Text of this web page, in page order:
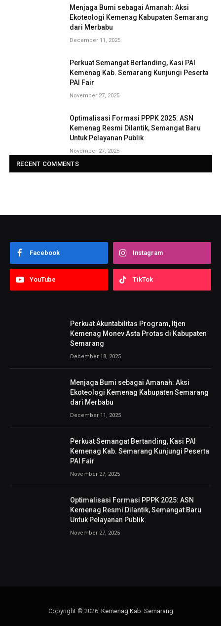
Menjaga Bumi sebagai Amanah: Aksi
Ekoteologi Kemenag Kabupaten Semarang
dari Merbabu
December 11, 2025
Perkuat Semangat Bertanding, Kasi PAI
Kemenag Kab. Semarang Kunjungi Peserta
PAI Fair
November 27, 2025
Optimalisasi Formasi PPPK 2025: ASN
Kemenag Resmi Dilantik, Semangat Baru
Untuk Pelayanan Publik
November 27, 2025
RECENT COMMENTS
Facebook Instagram
YouTube TikTok
Perkuat Akuntabilitas Program, Itjen
Kemenag Monev Asta Protas di Kabupaten
Semarang
December 18, 2025
Menjaga Bumi sebagai Amanah: Aksi
Ekoteologi Kemenag Kabupaten Semarang
dari Merbabu
December 11, 2025
Perkuat Semangat Bertanding, Kasi PAI
Kemenag Kab. Semarang Kunjungi Peserta
PAI Fair
November 27, 2025
Optimalisasi Formasi PPPK 2025: ASN
Kemenag Resmi Dilantik, Semangat Baru
Untuk Pelayanan Publik
November 27, 2025
Copyright © 2026. Kemenag Kab. Semarang